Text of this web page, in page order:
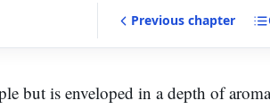
Previous chapter
but is enveloped in a depth of